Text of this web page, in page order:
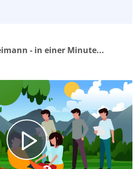
- in einer Minute...
Video